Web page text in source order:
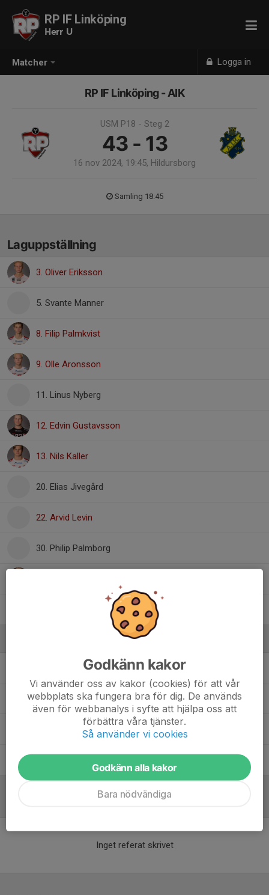
Matcher Logga in
RP IF Linköping
Herr U
RP IF Linköping - AIK
USM P18 - Steg 2
43 - 13
16 nov 2024, 19:45, Hildursborg
Samling 18:45
Laguppställning
3. Oliver Eriksson
5. Svante Manner
8. Filip Palmkvist
9. Olle Aronsson
11. Linus Nyberg
12. Edvin Gustavsson
13. Nils Kaller
20. Elias Jivegård
22. Arvid Levin
30. Philip Palmborg
Håkan AronssonTränare
Håkan SöderfjordLagansvarig
Johnny Johansson Huvudtränare
Inget referat skrivet
Godkänn kakor
Vi använder oss av kakor (cookies) för att vår
webbplats ska fungera bra för dig. De används
även för webbanalys i syfte att hjälpa oss att
förbättra våra tjänster.
Så använder vi cookies
Godkänn alla kakor
Bara nödvändiga